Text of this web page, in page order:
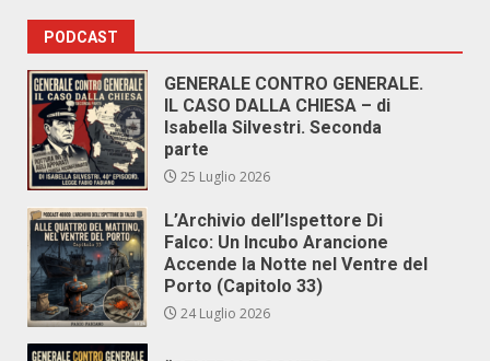
PODCAST
GENERALE CONTRO GENERALE.
IL CASO DALLA CHIESA – di
Isabella Silvestri. Seconda
parte
25 Luglio 2026
L’Archivio dell’Ispettore Di
Falco: Un Incubo Arancione
Accende la Notte nel Ventre del
Porto (Capitolo 33)
24 Luglio 2026